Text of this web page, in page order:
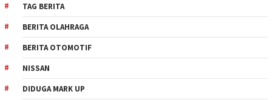
TAG BERITA
BERITA OLAHRAGA
BERITA OTOMOTIF
NISSAN
DIDUGA MARK UP